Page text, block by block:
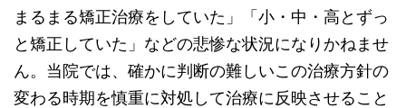
まるまる矯正治療をしていた」「小・中・高とずっ
と矯正していた」などの悲惨な状況になりかねませ
ん。当院では、確かに判断の難しいこの治療方針の
変わる時期を慎重に対処して治療に反映させること